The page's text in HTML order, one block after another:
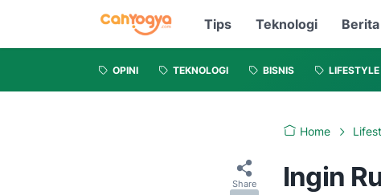
Tips Teknologi
OPINI TEKNOLOGI BISNIS LIFESTYLE
Home
Ingin